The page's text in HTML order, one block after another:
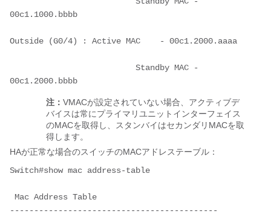
00c1.1000.bbbb
Outside (G0/4) : Active MAC    - 00c1.2000.aaaa
Standby MAC -
00c1.2000.bbbb
注： VMACが設定されていない場合、アクティブデ
バイスは常にプライマリユニットインターフェイス
のMACを取得し、スタンバイはセカンダリMACを取
得します。
HAが正常な場合のスイッチのMACアドレステーブル：
Switch#show mac address-table
Mac Address Table
-------------------------------------------